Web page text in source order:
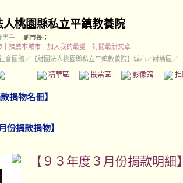
人桃園縣私立平鎮教養院
黑手
副市長：
推薦本城市 加入我的最愛
訂閱最新文章
會團體／ 【財團法人桃園縣私立平鎮教養院】城市／討論區／
精華區 投票區 影像館
捐物名冊】
份捐款捐物】
【９３年度３月份捐款明細